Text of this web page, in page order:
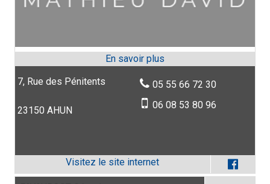
7, Rue des Pénitents
23150 AHUN
05 55 66 72 30
06 08 53 80 96